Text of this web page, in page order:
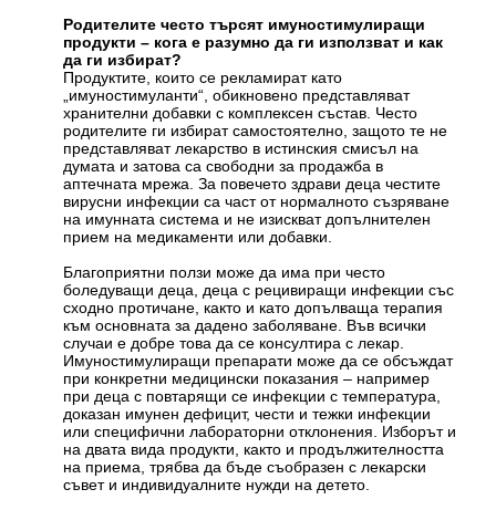
Родителите често търсят имуностимулиращи
продукти – кога е разумно да ги използват и как
да ги избират?
Продуктите, които се рекламират като
„имуностимуланти“, обикновено представляват
хранителни добавки с комплексен състав. Често
родителите ги избират самостоятелно, защото те не
представляват лекарство в истинския смисъл на
думата и затова са свободни за продажба в
аптечната мрежа. За повечето здрави деца честите
вирусни инфекции са част от нормалното съзряване
на имунната система и не изискват допълнителен
прием на медикаменти или добавки.
Благоприятни ползи може да има при често
боледуващи деца, деца с рецивиращи инфекции със
сходно протичане, както и като допълваща терапия
към основната за дадено заболяване. Във всички
случаи е добре това да се консултира с лекар.
Имуностимулиращи препарати може да се обсъждат
при конкретни медицински показания – например
при деца с повтарящи се инфекции с температура,
доказан имунен дефицит, чести и тежки инфекции
или специфични лабораторни отклонения. Изборът и
на двата вида продукти, както и продължителността
на приема, трябва да бъде съобразен с лекарски
съвет и индивидуалните нужди на детето.